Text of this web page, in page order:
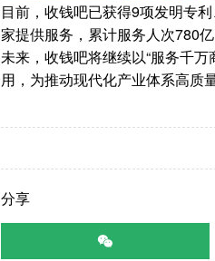
目前，收钱吧已获得9项发明专
家提供服务，累计服务人次780亿
未来，收钱吧将继续以“服务千
用，为推动现代化产业体系高质
分享